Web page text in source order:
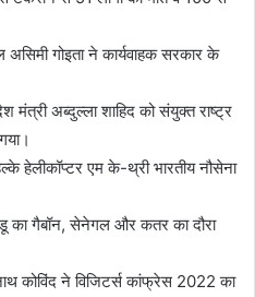
गोइता ने कार्यवाहक सरकार के
मंत्री अब्दुल्ला शाहिद को संयुक्त राष्ट्र
हेलीकॉप्टर एम के-थ्री भारतीय नौसेना
का गैबॉन, सेनेगल और कतर का दौरा
कोविंद ने विजिटर्स कांफ्रेस 2022 का